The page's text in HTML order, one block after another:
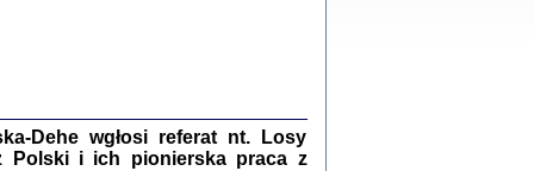
NAM KOLEJNA GODZINA ...
w ukryciu w latach 1943-1944
Engelking, tłum. z jidysz Monika
Dehe wgłosi referat nt. Losy
Polski i ich pionierska praca z